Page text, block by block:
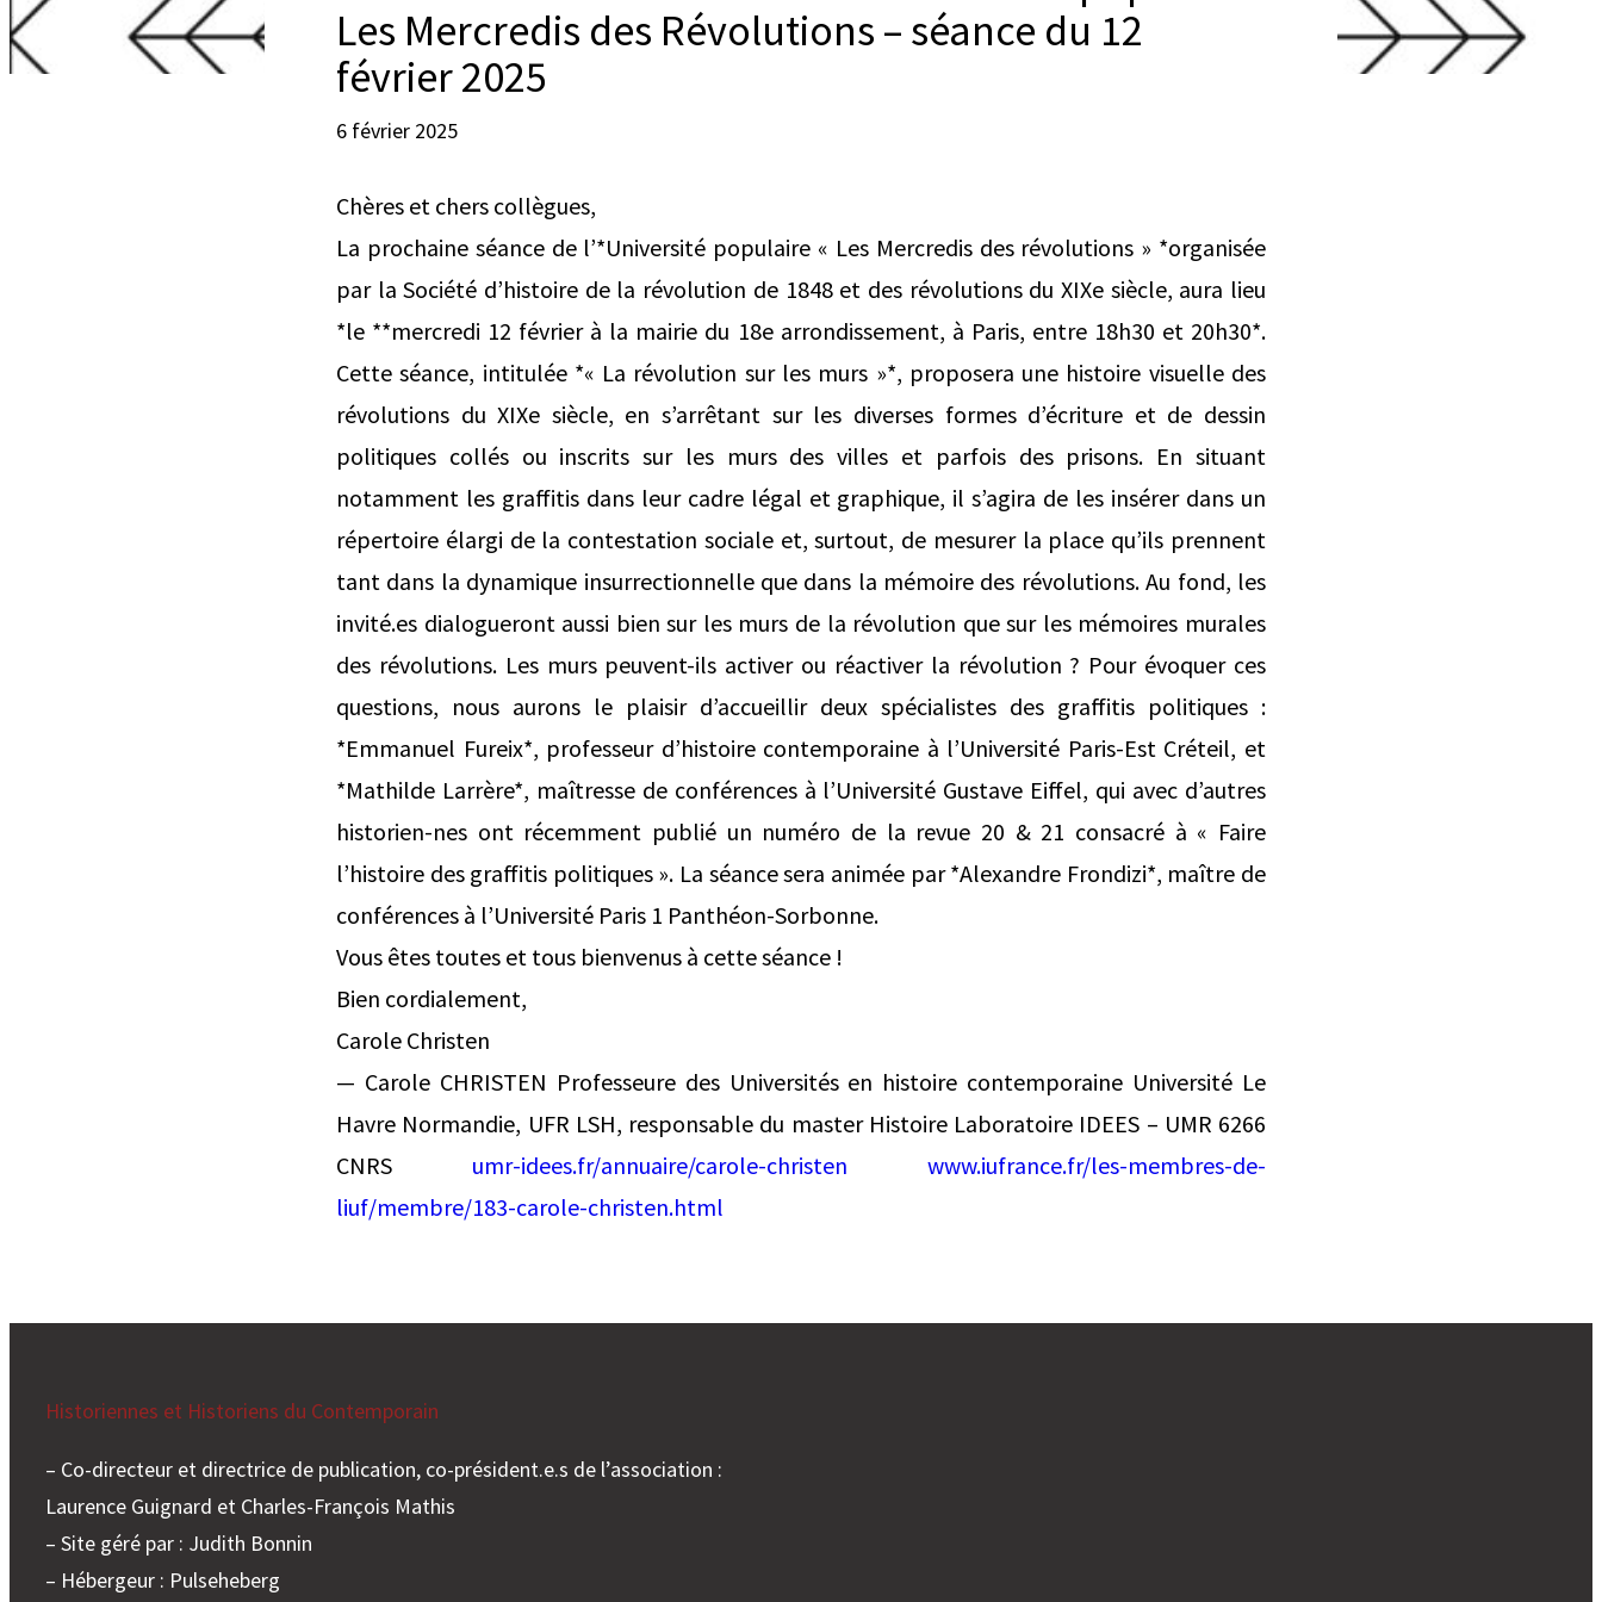
Les Mercredis des Révolutions – séance du 12
février 2025
6 février 2025
Chères et chers collègues,
La prochaine séance de l’*Université populaire « Les Mercredis des révolutions » *organisée
par la Société d’histoire de la révolution de 1848 et des révolutions du XIXe siècle, aura lieu
*le **mercredi 12 février à la mairie du 18e arrondissement, à Paris, entre 18h30 et 20h30*.
Cette séance, intitulée *« La révolution sur les murs »*, proposera une histoire visuelle des
révolutions du XIXe siècle, en s’arrêtant sur les diverses formes d’écriture et de dessin
politiques collés ou inscrits sur les murs des villes et parfois des prisons. En situant
notamment les graffitis dans leur cadre légal et graphique, il s’agira de les insérer dans un
répertoire élargi de la contestation sociale et, surtout, de mesurer la place qu’ils prennent
tant dans la dynamique insurrectionnelle que dans la mémoire des révolutions. Au fond, les
invité.es dialogueront aussi bien sur les murs de la révolution que sur les mémoires murales
des révolutions. Les murs peuvent-ils activer ou réactiver la révolution ? Pour évoquer ces
questions, nous aurons le plaisir d’accueillir deux spécialistes des graffitis politiques :
*Emmanuel Fureix*, professeur d’histoire contemporaine à l’Université Paris-Est Créteil, et
*Mathilde Larrère*, maîtresse de conférences à l’Université Gustave Eiffel, qui avec d’autres
historien-nes ont récemment publié un numéro de la revue 20 & 21 consacré à « Faire
l’histoire des graffitis politiques ». La séance sera animée par *Alexandre Frondizi*, maître de
conférences à l’Université Paris 1 Panthéon-Sorbonne.
Vous êtes toutes et tous bienvenus à cette séance !
Bien cordialement,
Carole Christen
— Carole CHRISTEN Professeure des Universités en histoire contemporaine Université Le
Havre Normandie, UFR LSH, responsable du master Histoire Laboratoire IDEES – UMR 6266
CNRS umr-idees.fr/annuaire/carole-christen
www.iufrance.fr/les-membres-de-
liuf/membre/183-carole-christen.html
Historiennes et Historiens du Contemporain
– Co-directeur et directrice de publication, co-président.e.s de l’association :
Laurence Guignard et Charles-François Mathis
– Site géré par : Judith Bonnin
– Hébergeur : Pulseheberg